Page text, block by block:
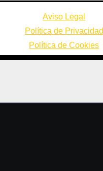
Aviso Legal
Política de Privacidad
Política de Cookies